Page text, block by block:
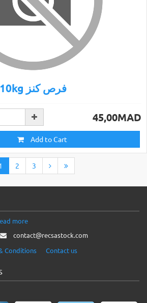
10kg فرص كنز
45,00MAD
Add to Cart
2 3
more
contact@recsastock.com
Conditions Contact us